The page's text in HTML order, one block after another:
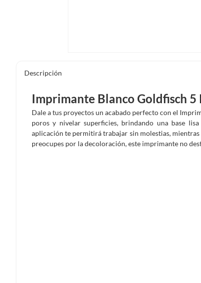
Descripción
Imprimante Blanco Goldfisch 5
Dale a tus proyectos un acabado perfecto con el
poros y nivelar superficies, brindando una base
aplicación te permitirá trabajar sin molestias,
preocupes por la decoloración, este imprimante no